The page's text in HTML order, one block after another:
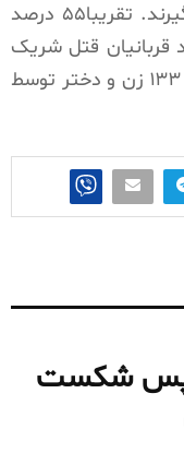
توجهی مورد خشونت خانگی قرار می‌گیرند. تقریبا۵۵ درصد
قتل خانگی و ۶۶ درصد قربانیان قتل شریک
جنسی می‌شوند.به طور متوسط روزانه ۱۳۳ زن و دختر توسط
پس شکست